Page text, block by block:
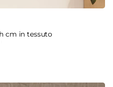
cm in tessuto